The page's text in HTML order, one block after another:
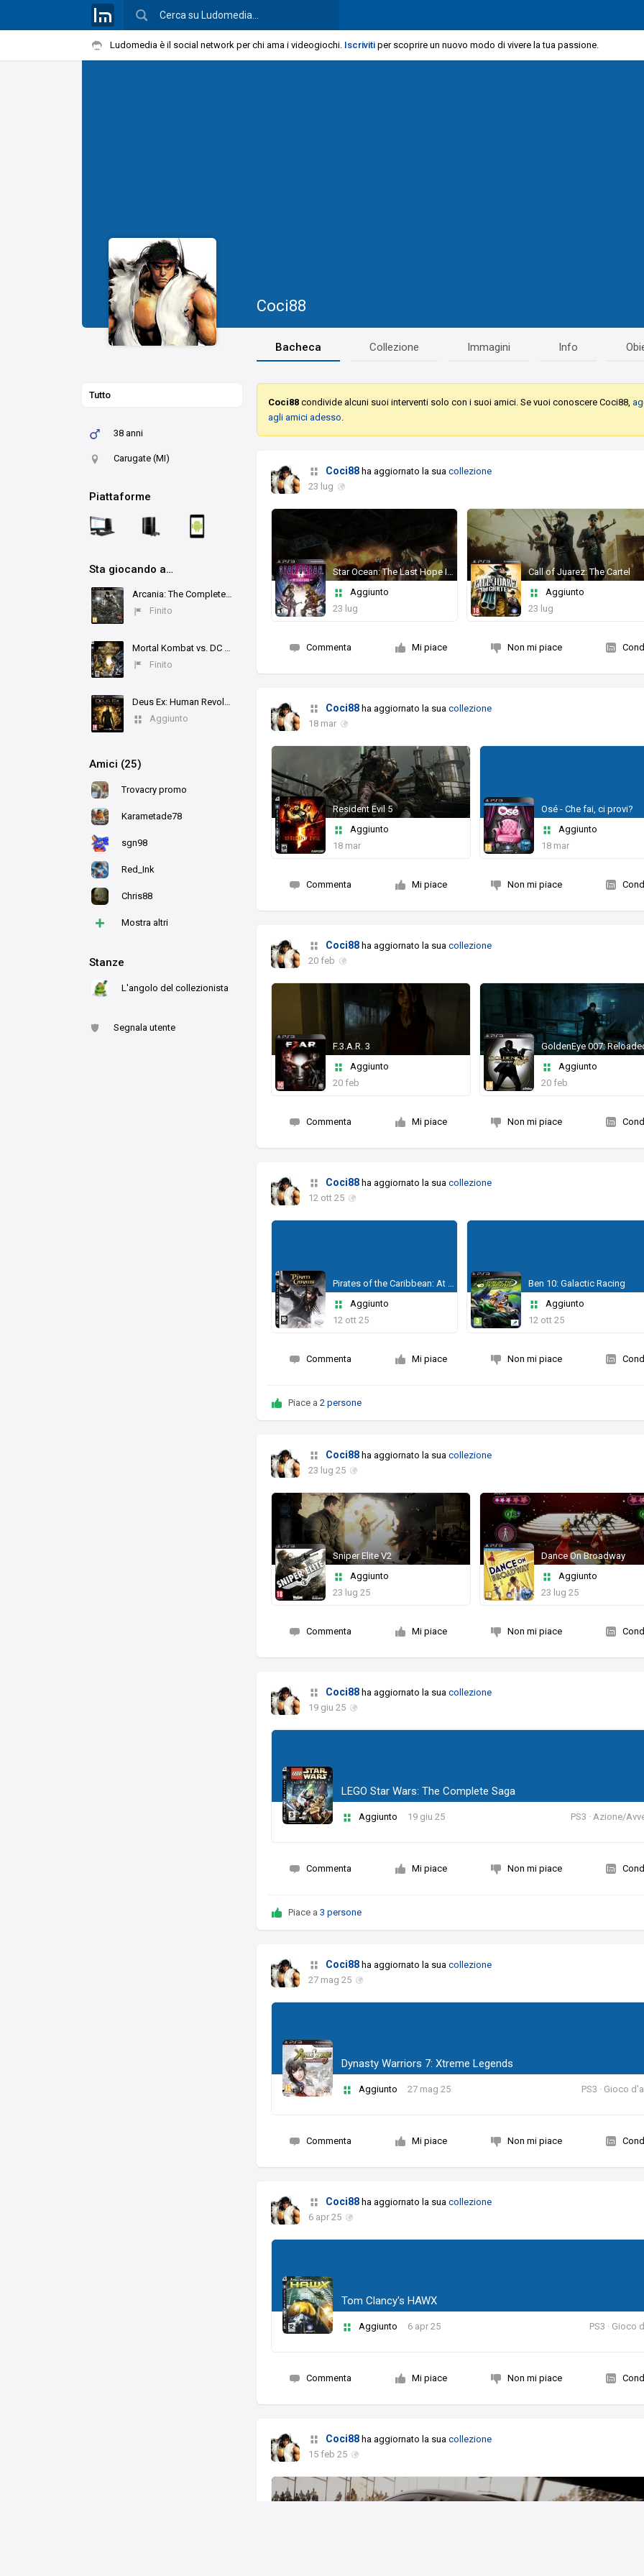
Ludomedia è il social network per chi ama i videogiochi. Iscriviti per scoprire un nuovo modo di vivere la tua passione.
Coci88
Bacheca Collezione Immagini Info
Tutto
38 anni
Carugate (MI)
Piattaforme
Sta giocando a…
Finito
Finito
Deus Ex: Human Revolution
Aggiunto
Amici (25)
Trovacry promo
Karametade78
sgn98
Red_Ink
Chris88
+ Mostra altri
Stanze
L'angolo del collezionista
Segnala utente
Coci88 condivide alcuni suoi interventi solo con i suoi amici. Se vuoi conoscere Coci88,
agli amici adesso
Coci88 ha aggiornato la suacollezione
23 lug
Aggiunto
23 lug
Call of Juarez: The Cartel
Aggiunto
23 lug
Commenta Mi piace Non mi piace
Coci88 ha aggiornato la suacollezione
18 mar
Resident Evil 5
Aggiunto
18 mar
Osé - Che fai, ci provi?
Aggiunto
18 mar
Commenta Mi piace Non mi piace
Coci88 ha aggiornato la suacollezione
20 feb
F.3.A.R. 3
Aggiunto
20 feb
GoldenEye 007:
Aggiunto
20 feb
Commenta Mi piace Non mi piace
Coci88 ha aggiornato la suacollezione
12 ott 25
Aggiunto
12 ott 25
Ben 10: Galactic Racing
Aggiunto
12 ott 25
Commenta Mi piace Non mi piace
Piace a2 persone
Coci88 ha aggiornato la suacollezione
23 lug 25
Sniper Elite V2
Aggiunto
23 lug 25
Dance On Broadway
Aggiunto
23 lug 25
Commenta Mi piace Non mi piace
Coci88 ha aggiornato la suacollezione
19 giu 25
LEGO Star Wars: The Complete Saga
Aggiunto 19 giu 25 PS3 · Azione/
Commenta Mi piace Non mi piace
Piace a3 persone
Coci88 ha aggiornato la suacollezione
27 mag 25
Dynasty Warriors 7: Xtreme Legends
Aggiunto 27 mag 25 PS3 · Gioco
Commenta Mi piace Non mi piace
Coci88 ha aggiornato la suacollezione
6 apr 25
Tom Clancy's HAWX
Aggiunto 6 apr 25 PS3 · Gioco
Commenta Mi piace Non mi piace
Coci88 ha aggiornato la suacollezione
15 feb 25